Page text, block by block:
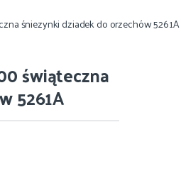
śniezynki dziadek do orzechów 5261A
świąteczna
5261A